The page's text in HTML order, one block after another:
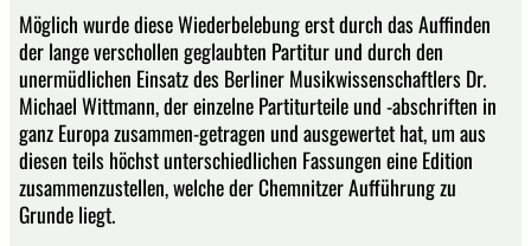
Möglich wurde diese Wiederbelebung erst durch das Auffinden
der lange verschollen geglaubten Partitur und durch den
unermüdlichen Einsatz des Berliner Musikwissenschaftlers Dr.
Michael Wittmann, der einzelne Partiturteile und -abschriften in
ganz Europa zusammen-getragen und ausgewertet hat, um aus
diesen teils höchst unterschiedlichen Fassungen eine Edition
zusammenzustellen, welche der Chemnitzer Aufführung zu
Grunde liegt.